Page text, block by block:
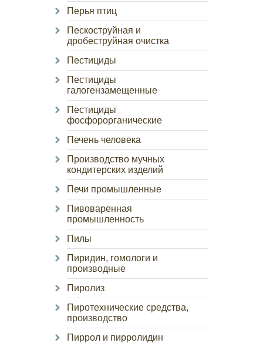
Перья птиц
Пескоструйная и
дробеструйная очистка
Пестициды
Пестициды
галогензамещенные
Пестициды
фосфорорганические
Печень человека
Производство мучных
кондитерских изделий
Печи промышленные
Пивоваренная
промышленность
Пилы
Пиридин, гомологи и
производные
Пиролиз
Пиротехнические средства,
производство
Пиррол и пирролидин